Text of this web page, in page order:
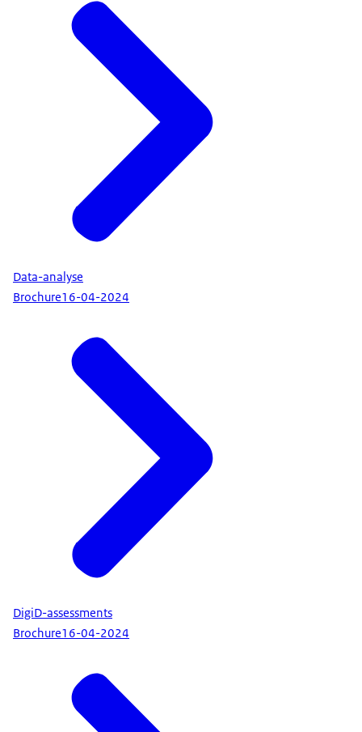
via het portaal bij de Belastingdienst. Belangrijk
dat dit veilig gebeurt, mede omdat er veel
gevoelige informatie door deze portalen gaat.
Daarom voeren we beveiligingsonderzoeken uit
naar de webapplicatie en de IT-infrastructuur zoals
bijvoorbeeld de netwerken. Het is belangrijk dat
deze systemen goed beveiligd zijn. In het kader
van de jaarrekeningcontrole hebben we als IT-
auditors de zorgbonus gecontroleerd. Het kabinet
heeft deze bonus beschikbaar gesteld voor de
belangrijke bijdrage die zorgmedewerkers tijdens
de coronacrisis hebben uitgevoerd. Ons belang
conform de juiste regels bij de juiste medewerkers
terecht is gekomen. Het was een complexe
hiermee gemoeid waren. We hebben dit daarom
op een innovatieve wijze gecontroleerd, door
middel van data-analyse: We hebben bij deze
controle verschillende data uit verschillende
systemen aan elkaar geknoopt uiteindelijk met als
doel om zeker te weten dat het juiste geld bij de
juiste medewerker is terechtgekomen. Het doen
van deze onderzoeken spreekt me erg aan zeker
omdat ik dat doe samen met andere collega's,
waar ik continu van leer. Persoonlijke
ontwikkeling is sowieso belangrijk bij ons. Vanaf
dag één kun je verschillende opleidingen en
verandert continu. Ik vind het persoonlijk erg leuk
om bij de Auditdienst Rijk te werken omdat ik het
functionerende overheid, die ook weerbaarder is.
En ja, dat voelt goed.
Data-analyse
Brochure16-04-2024
DigiD-assessments
Brochure16-04-2024